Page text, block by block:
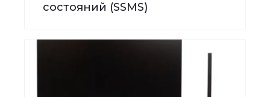
состояний (SSMS)